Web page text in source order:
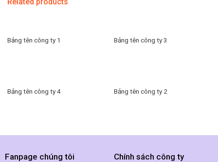
Bảng tên công ty 1 Bảng tên công ty 3
Bảng tên công ty 4 Bảng tên công ty 2
Fanpage chúng tôi Chính sách công ty